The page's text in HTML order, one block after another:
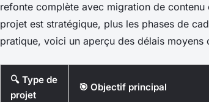
refonte complète avec migration de contenu
projet est stratégique, plus les phases de
pratique, voici un aperçu des délais
🔍 Type de
projet
🎯 Objectif principal